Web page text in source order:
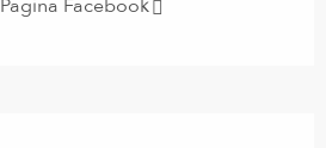
Pagina Facebook